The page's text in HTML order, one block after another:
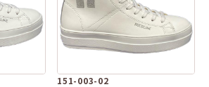
151-003-02